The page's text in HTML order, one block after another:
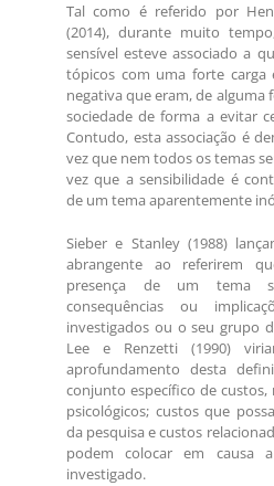
Tal como é referido por
(2014), durante muito
sensível esteve associado a
tópicos com uma forte carga
negativa que eram, de alguma
sociedade de forma a evitar
Contudo, esta associação é
vez que nem todos os temas
vez que a sensibilidade é
de um tema aparentemente
Sieber e Stanley (1988)
abrangente ao referirem
presença de um tema
consequências ou
investigados ou o seu grupo
Lee e Renzetti (1990)
aprofundamento desta
conjunto específico de
psicológicos; custos que
da pesquisa e custos
podem colocar em causa
investigado.